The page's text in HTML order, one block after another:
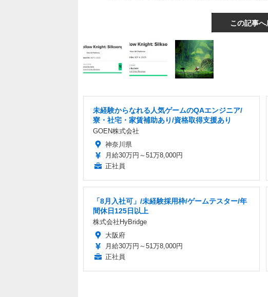
この記事へ
未経験からなれる人気ゲームのQAエンジニア/
寮・社宅・家賃補助あり/資格取得支援あり
GOEN株式会社
神奈川県
月給30万円～51万8,000円
正社員
「8月入社可」/未経験採用枠/ゲームテスター/年
間休日125日以上
株式会社HyBridge
大阪府
月給30万円～51万8,000円
正社員